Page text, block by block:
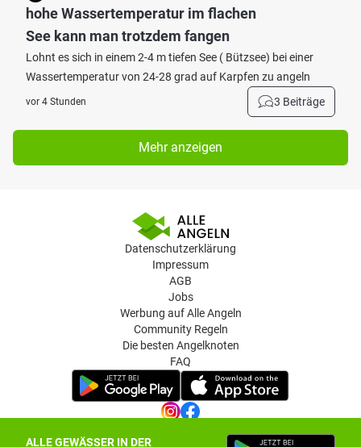
ALLE GEWÄSSER IN DER
hohe Wassertemperatur im flachen
See kann man trotzdem fangen
Lohnt es sich in einem 2-4 m tiefen See ( Bützsee) bei einer
Wassertemperatur von 24-28 grad auf Karpfen zu angeln
vor 4 Stunden 3 Beiträge
Mehr anzeigen
Datenschutzerklärung
Impressum
AGB
Jobs
Werbung auf Alle Angeln
Community Regeln
Die besten Angelknoten
FAQ